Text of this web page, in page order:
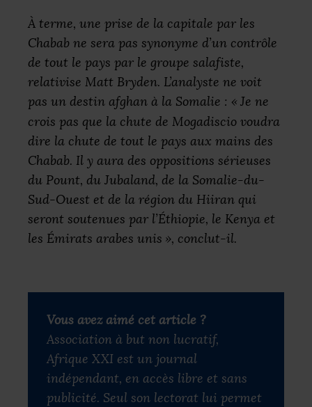
À terme, une prise de la capitale par les
Chabab ne sera pas synonyme d’un contrôle
de tout le pays par le groupe salafiste,
relativise Matt Bryden. L’analyste ne voit
pas un destin afghan à la Somalie : « Je ne
crois pas que la chute de Mogadiscio voudra
dire la chute de tout le pays aux mains des
Chabab. Il y aura des oppositions sérieuses
du Pount, du Jubaland, de la Somalie-du-
Sud-Ouest et de la région du Hiiran qui
seront soutenues par l’Éthiopie, le Kenya et
les Émirats arabes unis », conclut-il.
Vous avez aimé cet article ?
Association à but non lucratif,
Afrique XXI est un journal
indépendant, en accès libre et sans
publicité. Seul son lectorat lui permet